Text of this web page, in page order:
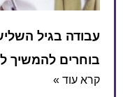
עבודה בגיל
בוחרים להמשיך
קרא עוד »